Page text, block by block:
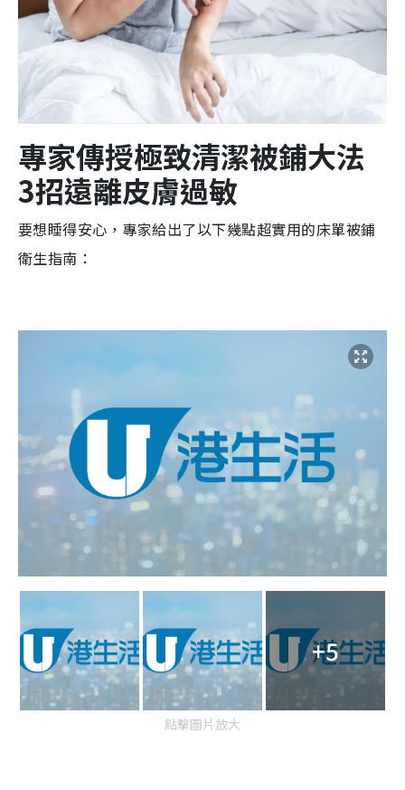
專家傳授極致清潔被鋪大法
3招遠離皮膚過敏
要想睡得安心，專家給出了以下幾點超實用的床單被鋪
衛生指南：
+5
點擊圖片放大